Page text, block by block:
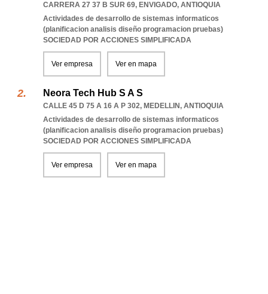
CARRERA 27 37 B SUR 69, ENVIGADO, ANTIOQUIA
Actividades de desarrollo de sistemas informaticos
(planificacion analisis diseño programacion pruebas)
SOCIEDAD POR ACCIONES SIMPLIFICADA
Ver empresa Ver en mapa
Neora Tech Hub S A S
CALLE 45 D 75 A 16 A P 302, MEDELLIN, ANTIOQUIA
Actividades de desarrollo de sistemas informaticos
(planificacion analisis diseño programacion pruebas)
SOCIEDAD POR ACCIONES SIMPLIFICADA
Ver empresa Ver en mapa